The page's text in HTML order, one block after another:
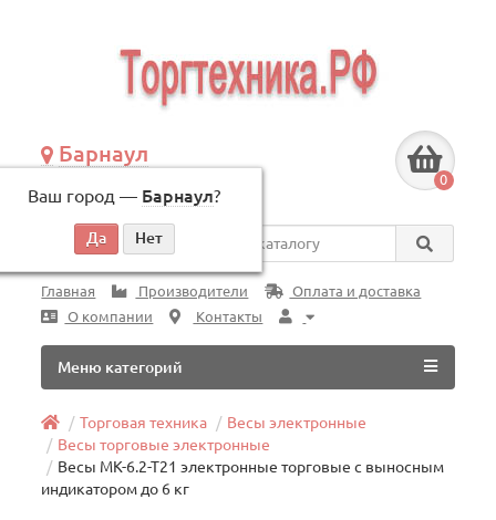
Барнаул
Ваш город — Барнаул?
по будням, с 09:00 до 18:00
0
Везде
Главная Производители
Оплата и доставка
О компании
Контакты
Меню категорий
Торговая техника
Весы электронные
Весы торговые электронные
Весы МК-6.2-Т21 электронные торговые с выносным
индикатором до 6 кг